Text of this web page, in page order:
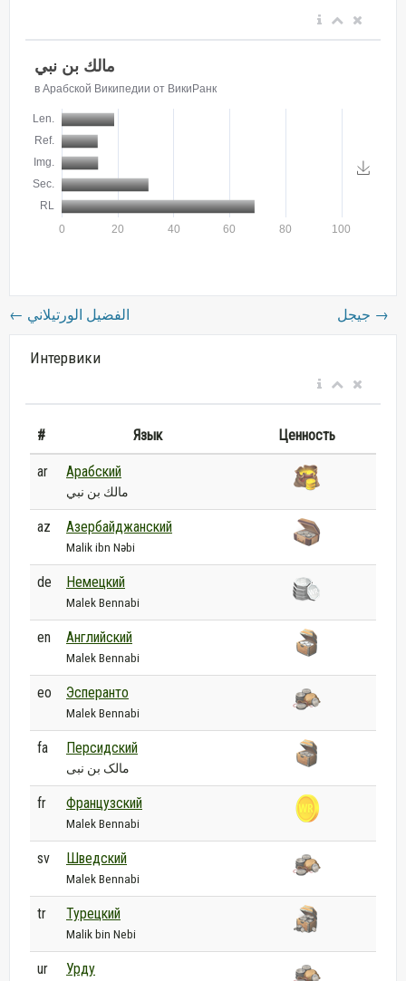
← الفضيل الورتيلاني →
Интервики
# Язык Ценность
ar Арабский
مالك بن نبي
az Азербайджанский
Malik ibn Nəbi
de Немецкий
Malek Bennabi
en Английский
Malek Bennabi
eo Эсперанто
Malek Bennabi
fa Персидский
مالک بن نبی
fr Французский
Malek Bennabi
sv Шведский
Malek Bennabi
tr Турецкий
Malik bin Nebi
ur Урду